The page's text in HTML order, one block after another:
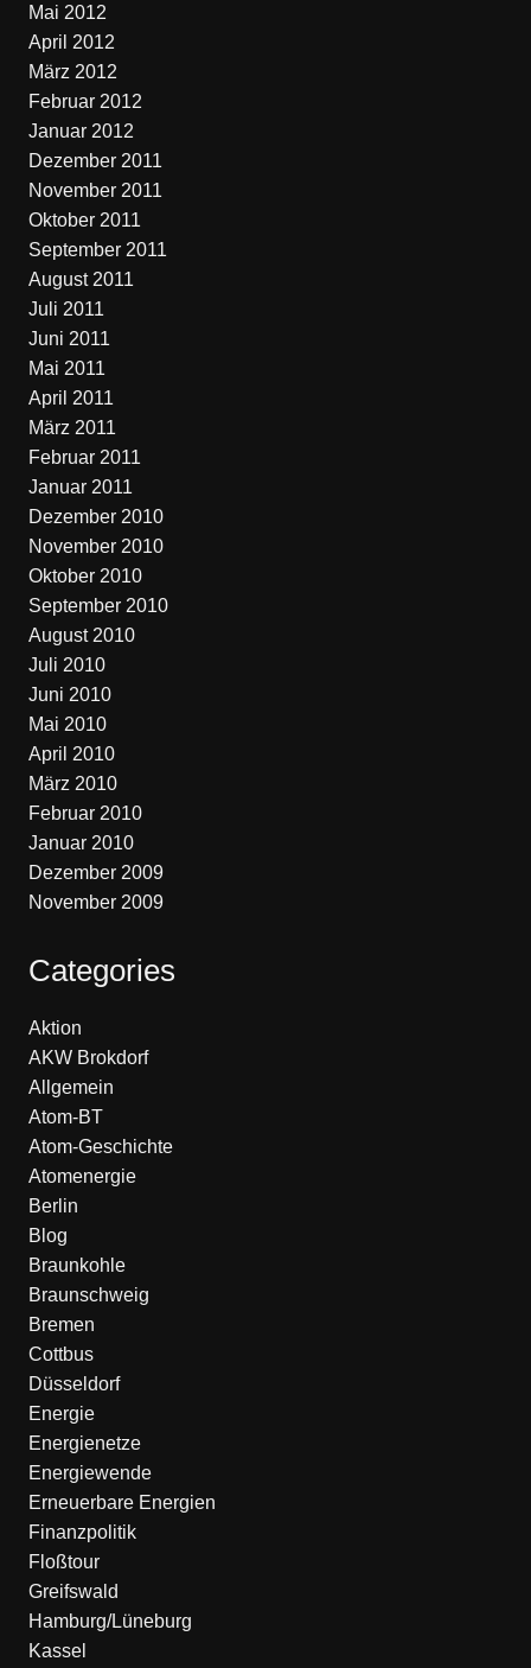
Mai 2012
April 2012
März 2012
Februar 2012
Januar 2012
Dezember 2011
November 2011
Oktober 2011
September 2011
August 2011
Juli 2011
Juni 2011
Mai 2011
April 2011
März 2011
Februar 2011
Januar 2011
Dezember 2010
November 2010
Oktober 2010
September 2010
August 2010
Juli 2010
Juni 2010
Mai 2010
April 2010
März 2010
Februar 2010
Januar 2010
Dezember 2009
November 2009
Categories
Aktion
AKW Brokdorf
Allgemein
Atom-BT
Atom-Geschichte
Atomenergie
Berlin
Blog
Braunkohle
Braunschweig
Bremen
Cottbus
Düsseldorf
Energie
Energienetze
Energiewende
Erneuerbare Energien
Finanzpolitik
Floßtour
Greifswald
Hamburg/Lüneburg
Kassel